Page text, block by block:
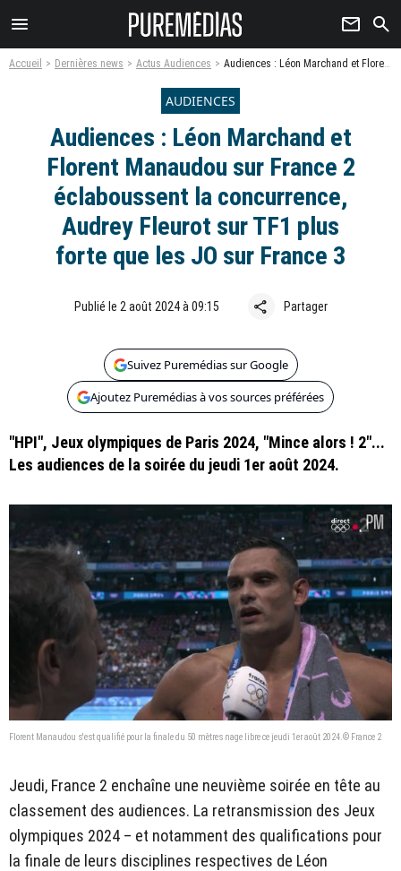
menu newsletter search
Accueil Dernières news Actus Audiences Audiences : Léon Marchand et Florent Manaudou sur France 2 éclaboussent la concurrence, Audrey Fleurot sur TF1 plus forte que les JO sur France 3
AUDIENCES
Audiences : Léon Marchand et
Florent Manaudou sur France 2
éclaboussent la concurrence,
Audrey Fleurot sur TF1 plus
forte que les JO sur France 3
Publié le 2 août 2024 à 09:15 share Partager
Suivez Puremédias sur Google
Ajoutez Puremédias à vos sources préférées
"HPI", Jeux olympiques de Paris 2024, "Mince alors ! 2"...
Les audiences de la soirée du jeudi 1er août 2024.
Florent Manaudou s'est qualifié pour la finale du 50 mètres nage libre ce jeudi 1er août 2024.© France 2
Jeudi, France 2 enchaîne une neuvième soirée en tête au
classement des audiences. La retransmission des Jeux
olympiques 2024 – et notamment des qualifications pour
la finale de leurs disciplines respectives de Léon